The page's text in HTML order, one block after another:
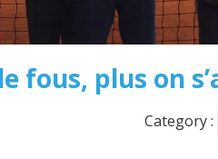
fous, plus on
Category :